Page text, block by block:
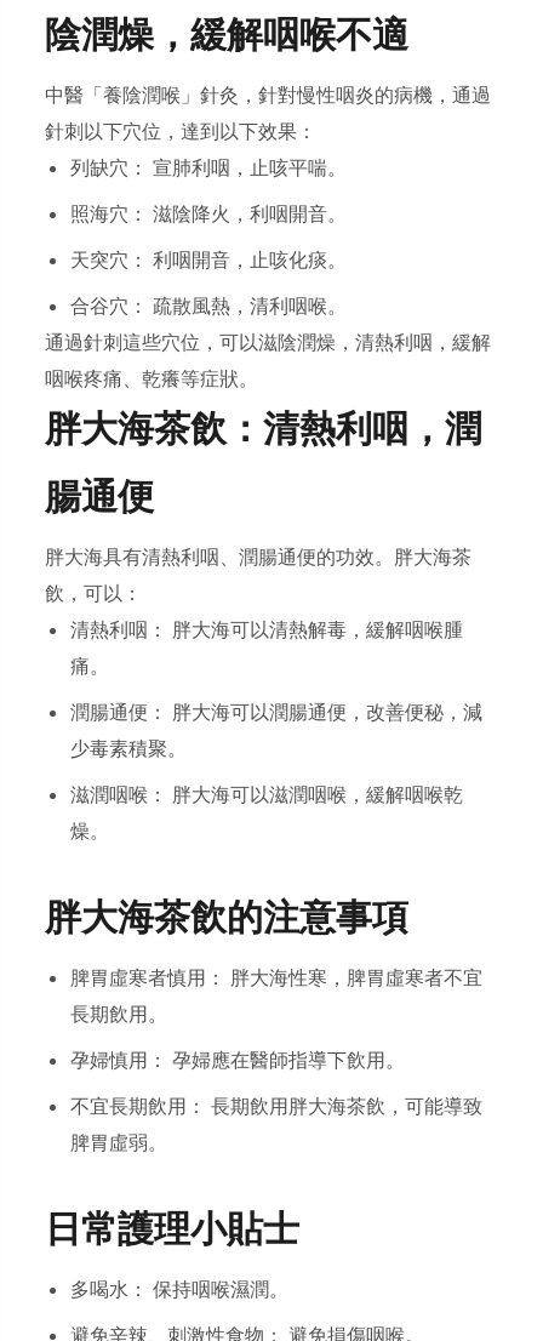
陰潤燥，緩解咽喉不適
中醫「養陰潤喉」針灸，針對慢性咽炎的病機，通過
針刺以下穴位，達到以下效果：
列缺穴： 宣肺利咽，止咳平喘。
照海穴： 滋陰降火，利咽開音。
天突穴： 利咽開音，止咳化痰。
合谷穴： 疏散風熱，清利咽喉。
通過針刺這些穴位，可以滋陰潤燥，清熱利咽，緩解
咽喉疼痛、乾癢等症狀。
胖大海茶飲：清熱利咽，潤
腸通便
胖大海具有清熱利咽、潤腸通便的功效。胖大海茶
飲，可以：
清熱利咽： 胖大海可以清熱解毒，緩解咽喉腫
痛。
潤腸通便： 胖大海可以潤腸通便，改善便秘，減
少毒素積聚。
滋潤咽喉： 胖大海可以滋潤咽喉，緩解咽喉乾
燥。
胖大海茶飲的注意事項
脾胃虛寒者慎用： 胖大海性寒，脾胃虛寒者不宜
長期飲用。
孕婦慎用： 孕婦應在醫師指導下飲用。
不宜長期飲用： 長期飲用胖大海茶飲，可能導致
脾胃虛弱。
日常護理小貼士
多喝水： 保持咽喉濕潤。